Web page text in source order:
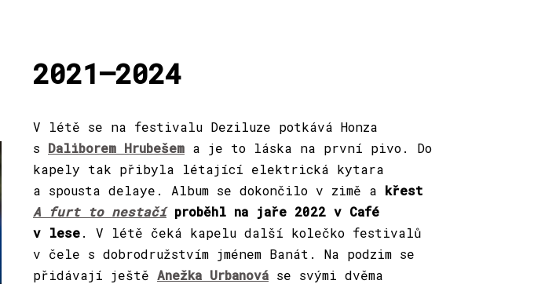
2021—2024
V létě se na festivalu Deziluze potkává Honza
s Daliborem Hrubešem a je to láska na první pivo. Do
kapely tak přibyla létající elektrická kytara
a spousta delaye. Album se dokončilo v zimě a křest
A furt to nestačíproběhl na jaře 2022 v Café
v lese. V létě čeká kapelu další kolečko festivalů
v čele s dobrodružstvím jménem Banát. Na podzim se
přidávají ještě Anežka Urbanová se svými dvěma